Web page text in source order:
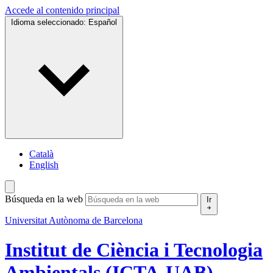
Accede al contenido principal
Idioma seleccionado: Español
Català
English
Búsqueda en la web Ir
Universitat Autònoma de Barcelona
Institut de Ciència i Tecnologia